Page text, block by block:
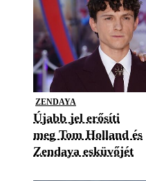
ZENDAYA
Újabb jel erősíti
meg Tom Holland és
Zendaya esküvőjét